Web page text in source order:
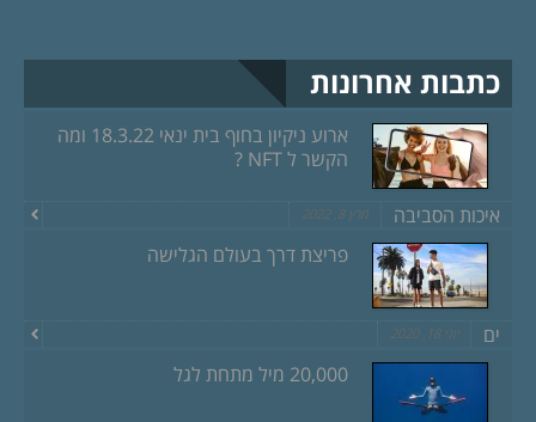
כתבות אחרונות
ארוע ניקיון בחוף בית ינאי 18.3.22 ומה
הקשר ל NFT ?
איכות הסביבה מרץ 8, 2022
פריצת דרך בעולם הגלישה
ים יוני 18, 2020
20,000 מיל מתחת לגל